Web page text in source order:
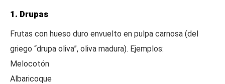
1. Drupas
Frutas con hueso duro envuelto en pulpa carnosa (del
griego “drupa oliva”, oliva madura). Ejemplos:
Melocotón
Albaricoque